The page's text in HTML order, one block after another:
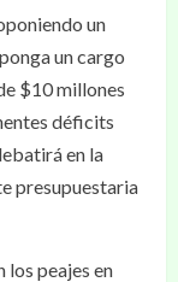
un
un cargo
$10 millones
déficits
en la
presupuestaria
los peajes en